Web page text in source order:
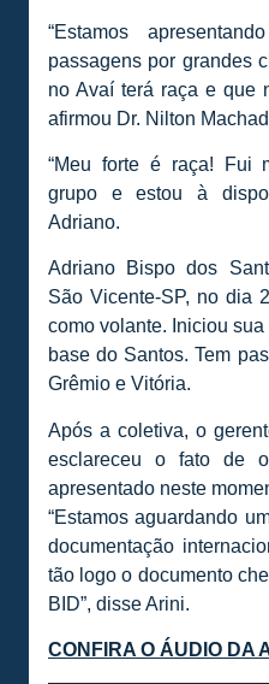
“Estamos
passagens por grandes
no Avaí terá raça e que
afirmou Dr. Nilton
“Meu forte é raça! Fui
grupo e estou à
Adriano.
Adriano Bispo dos
São Vicente-SP, no dia
como volante. Iniciou
base do Santos. Tem
Grêmio e Vitória.
Após a coletiva, o
esclareceu o fato de
apresentado neste
“Estamos aguardando
documentação
tão logo o documento
BID”, disse Arini.
CONFIRA O ÁUDIO DA